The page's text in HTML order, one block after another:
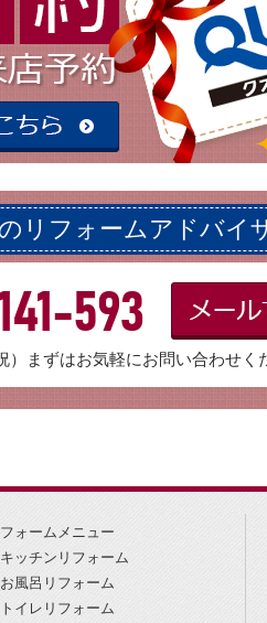
リフォームアドバイ
593
まずはお気軽にお問い合わせく
フォームメニュー
キッチンリフォーム
お風呂リフォーム
トイレリフォーム